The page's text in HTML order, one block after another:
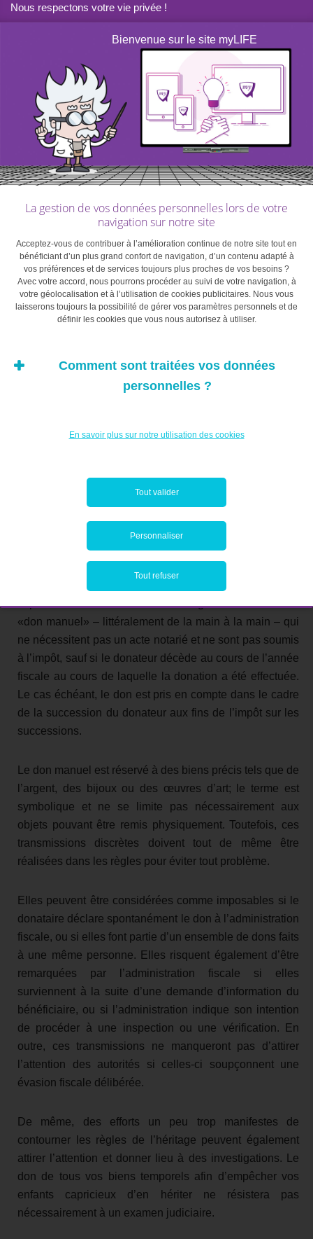
effectués lors d’un mariage ou dans le cadre de contrats
passés en prévision d’un mariage (la répartition des
biens, par exemple).
Les dons de «biens immeubles» (terrains, constructions)
peuvent être soumis à un droit de mutation
supplémentaire de 1%. Pour être totalement conforme
avec la loi, une liste de dons devrait être établie,
de document officiel.
Les dons au profit de
certains types
d’enseignement peuvent
Il existe des exonérations. Les dons au profit de certains
types d’établissements d’enseignement peuvent être
importante concerne les dons désignés sous le terme
«don manuel» – littéralement de la main à la main – qui
ne nécessitent pas un acte notarié et ne sont pas soumis
à l’impôt, sauf si le donateur décède au cours de l’année
fiscale au cours de laquelle la donation a été effectuée.
Le cas échéant, le don est pris en compte dans le cadre
de la succession du donateur aux fins de l’impôt sur les
successions.
Le don manuel est réservé à des biens précis tels que de
l’argent, des bijoux ou des œuvres d’art; le terme est
symbolique et ne se limite pas nécessairement aux
objets pouvant être remis physiquement. Toutefois, ces
transmissions discrètes doivent tout de même être
réalisées dans les règles pour éviter tout problème.
Elles peuvent être considérées comme imposables si le
donataire déclare spontanément le don à l’administration
fiscale, ou si elles font partie d’un ensemble de dons faits
à une même personne. Elles risquent également d’être
remarquées par l’administration fiscale si elles
surviennent à la suite d’une demande d’information du
bénéficiaire, ou si l’administration indique son intention
de procéder à une inspection ou une vérification. En
outre, ces transmissions ne manqueront pas d’attirer
l’attention des autorités si celles-ci soupçonnent une
évasion fiscale délibérée.
De même, des efforts un peu trop manifestes de
contourner les règles de l’héritage peuvent également
attirer l’attention et donner lieu à des investigations. Le
don de tous vos biens temporels afin d’empêcher vos
enfants capricieux d’en hériter ne résistera pas
nécessairement à un examen judiciaire.
Nous respectons votre vie privée !
Bienvenue sur le site myLIFE
La gestion de vos données personnelles lors de votre
navigation sur notre site
Acceptez-vous de contribuer à l’amélioration continue de notre site tout en
bénéficiant d’un plus grand confort de navigation, d’un contenu adapté à
vos préférences et de services toujours plus proches de vos besoins ?
Avec votre accord, nous pourrons procéder au suivi de votre navigation, à
votre géolocalisation et à l’utilisation de cookies publicitaires. Nous vous
laisserons toujours la possibilité de gérer vos paramètres personnels et de
définir les cookies que vous nous autorisez à utiliser.
Comment sont traitées vos données
personnelles ?
En savoir plus sur notre utilisation des cookies
Tout valider
Personnaliser
Tout refuser